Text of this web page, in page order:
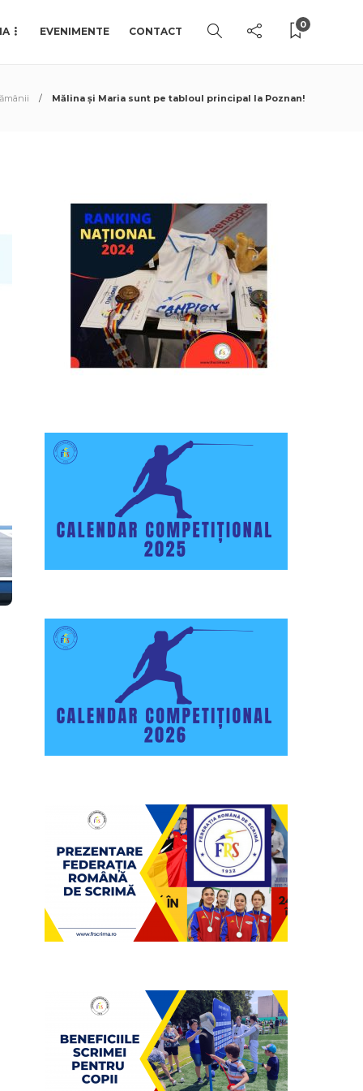
EVENIMENTE CONTACT
0
Mălina și Maria sunt pe tabloul principal la Poznan!